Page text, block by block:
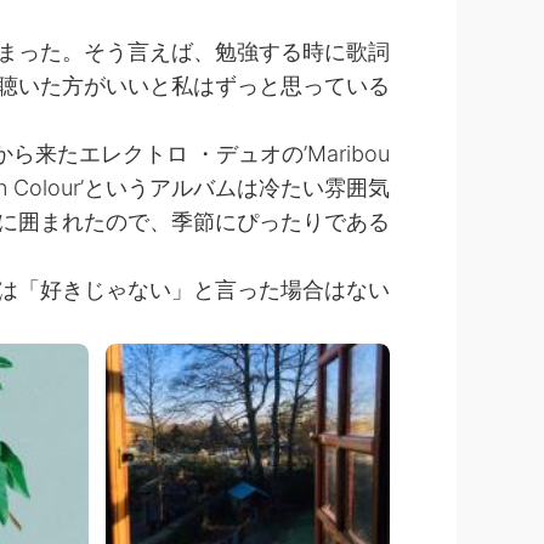
った。そう言えば、勉強する時に歌詞
いた方がいいと私はずっと思っている。
来たエレクトロ ・デュオの’Maribou
Colour’というアルバムは冷たい雰囲気
囲まれたので、季節にぴったりである。
好きじゃない」と言った場合はない！